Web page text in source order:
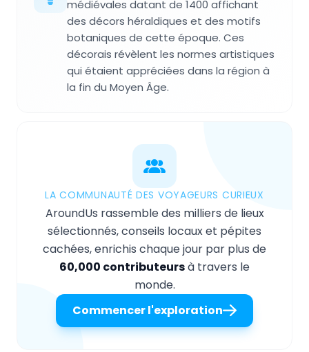
médiévales datant de 1400 affichant
des décors héraldiques et des motifs
botaniques de cette époque. Ces
décorais révèlent les normes artistiques
qui étaient appréciées dans la région à
la fin du Moyen Âge.
LA COMMUNAUTÉ DES VOYAGEURS CURIEUX
AroundUs rassemble des milliers de lieux
sélectionnés, conseils locaux et pépites
cachées, enrichis chaque jour par plus de
60,000 contributeursà travers le
monde.
Commencer l'exploration